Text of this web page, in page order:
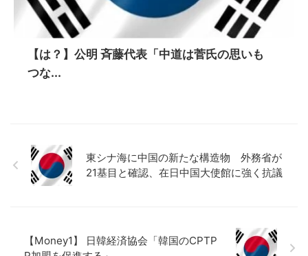
【は？】公明 斉藤代表「中道は菅氏の思いも
つな...
東シナ海に中国の新たな構造物 外務省が
21基目と確認、在日中国大使館に強く抗議
【Money1】 日韓経済協会「韓国のCPTP